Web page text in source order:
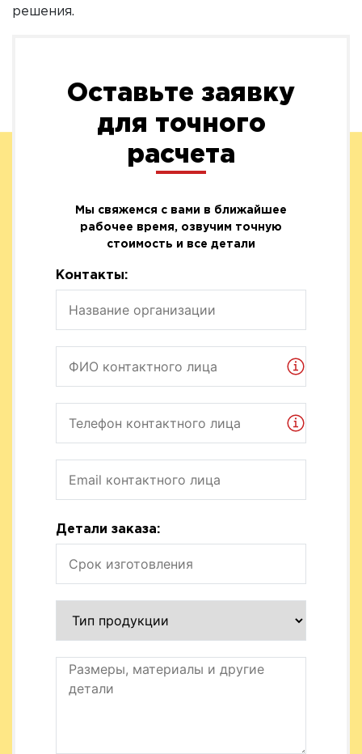
решения.
Оставьте заявку
для точного
расчета
Мы свяжемся с вами в ближайшее
рабочее время, озвучим точную
стоимость и все детали
Контакты:
Детали заказа: